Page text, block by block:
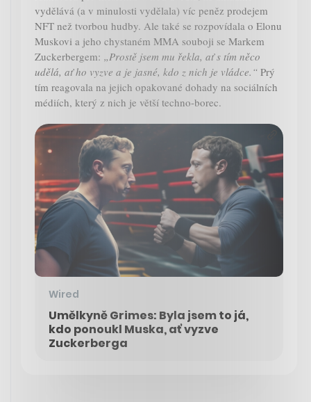
vydělává (a v minulosti vydělala) víc peněz prodejem
NFT než tvorbou hudby. Ale také se rozpovídala o Elonu
Muskovi a jeho chystaném MMA souboji se Markem
Zuckerbergem: „Prostě jsem mu řekla, ať s tím něco
udělá, ať ho vyzve a je jasné, kdo z nich je vládce.“ Prý
tím reagovala na jejich opakované dohady na sociálních
médiích, který z nich je větší techno-borec.
Wired
Umělkyně Grimes: Byla jsem to já,
kdo ponoukl Muska, ať vyzve
Zuckerberga